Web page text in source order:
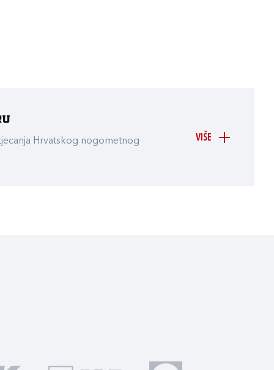
VIŠE
Hrvatskog nogometnog